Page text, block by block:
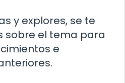
y explores, se te
sobre el tema para
e